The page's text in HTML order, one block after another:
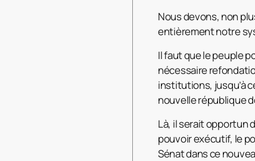
Nous devons, non
entièrement notre
Il faut que le peuple
nécessaire
institutions, jusqu’à
nouvelle république
Là, il serait opportun
pouvoir exécutif, le
Sénat dans ce